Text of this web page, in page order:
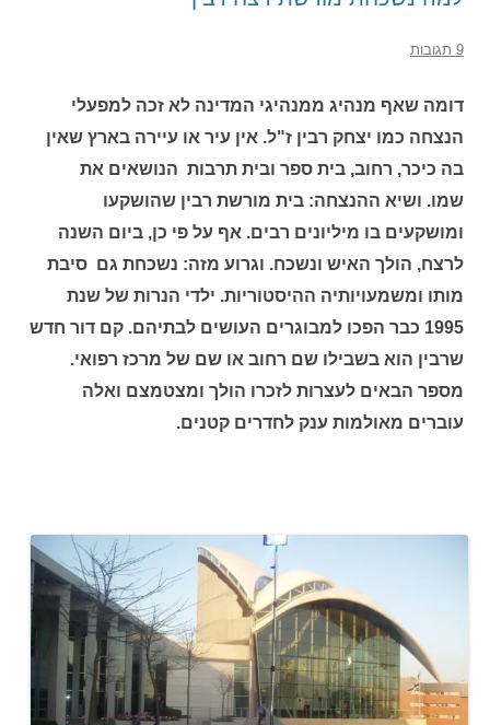
9 תגובות
דומה שאף מנהיג ממנהיגי המדינה לא זכה למפעלי
הנצחה כמו יצחק רבין ז"ל. אין עיר או עיירה בארץ שאין
בה כיכר, רחוב, בית ספר ובית תרבות הנושאים את
שמו. ושיא ההנצחה: בית מורשת רבין שהושקעו
ומושקעים בו מיליונים רבים. אף על פי כן, ביום השנה
לרצח, הולך האיש ונשכח. וגרוע מזה: נשכחת גם סיבת
מותו ומשמעויותיה ההיסטוריות. ילדי הנרות של שנת
1995 כבר הפכו למבוגרים העושים לבתיהם. קם דור חדש
שרבין הוא בשבילו שם רחוב או שם של מרכז רפואי.
מספר הבאים לעצרות לזכרו הולך ומצטמצם ואלה
עוברים מאולמות ענק לחדרים קטנים.